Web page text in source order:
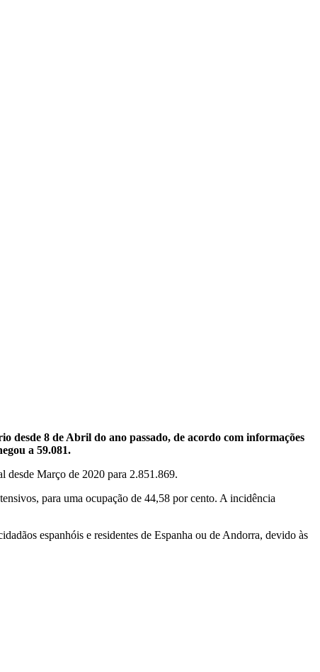
8 de Abril do ano passado, de acordo com informações
a 59.081.
desde Março de 2020 para 2.851.869.
para uma ocupação de 44,58 por cento. A incidência
espanhóis e residentes de Espanha ou de Andorra, devido às